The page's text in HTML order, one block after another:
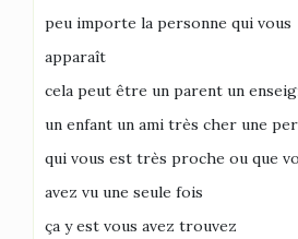
peu importe la personne qui vous
apparaît
cela peut être un parent un
un enfant un ami très cher une
qui vous est très proche ou que
avez vu une seule fois
ça y est vous avez trouvez